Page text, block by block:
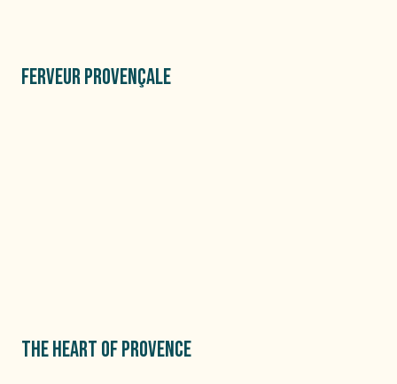
FERVEUR PROVENÇALE
THE HEART OF PROVENCE